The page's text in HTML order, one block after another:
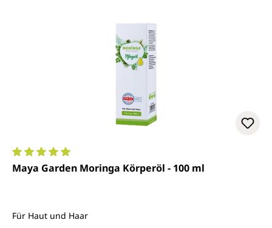
Durchschnittliche Bewertung von 5 von 5 Sternen
Maya Garden Moringa Körperöl - 100 ml
Für Haut und Haar